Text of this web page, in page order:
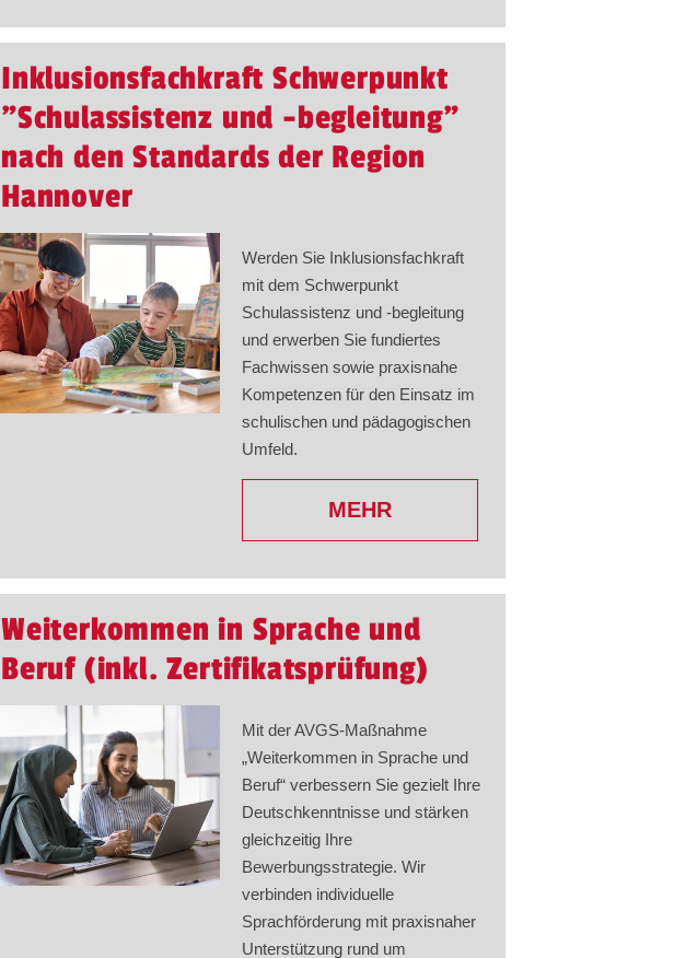
Inklusionsfachkraft Schwerpunkt
"Schulassistenz und -begleitung"
nach den Standards der Region
Hannover
Werden Sie Inklusionsfachkraft
mit dem Schwerpunkt
Schulassistenz und -begleitung
und erwerben Sie fundiertes
Fachwissen sowie praxisnahe
Kompetenzen für den Einsatz im
schulischen und pädagogischen
Umfeld.
MEHR
Weiterkommen in Sprache und
Beruf (inkl. Zertifikatsprüfung)
Mit der AVGS-Maßnahme
„Weiterkommen in Sprache und
Beruf“ verbessern Sie gezielt Ihre
Deutschkenntnisse und stärken
gleichzeitig Ihre
Bewerbungsstrategie. Wir
verbinden individuelle
Sprachförderung mit praxisnaher
Unterstützung rund um